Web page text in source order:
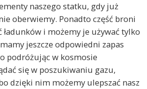
naszego statku, gdy już
oberwiemy. Ponadto część broni
i możemy je używać tylko
jeszcze odpowiedni zapas
podróżując w kosmosie
się w poszukiwaniu gazu,
dzięki nim możemy ulepszać nasz